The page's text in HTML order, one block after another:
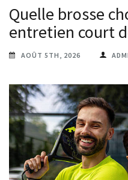
Quelle brosse
entretien court
AOÛT 5TH, 2026